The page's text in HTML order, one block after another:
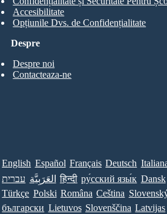
Despre
Despre noi
Contacteaza-ne
Accesibilitate
Opțiunile Dvs. de Confidențialitate
English Español Français Deutsch
עברית العَرَبِيَّة हिन्दी ру́сский язы́к Dansk
Türkçe Polski Româna Ceština
български Lietuvos Slovenščina Latvijas